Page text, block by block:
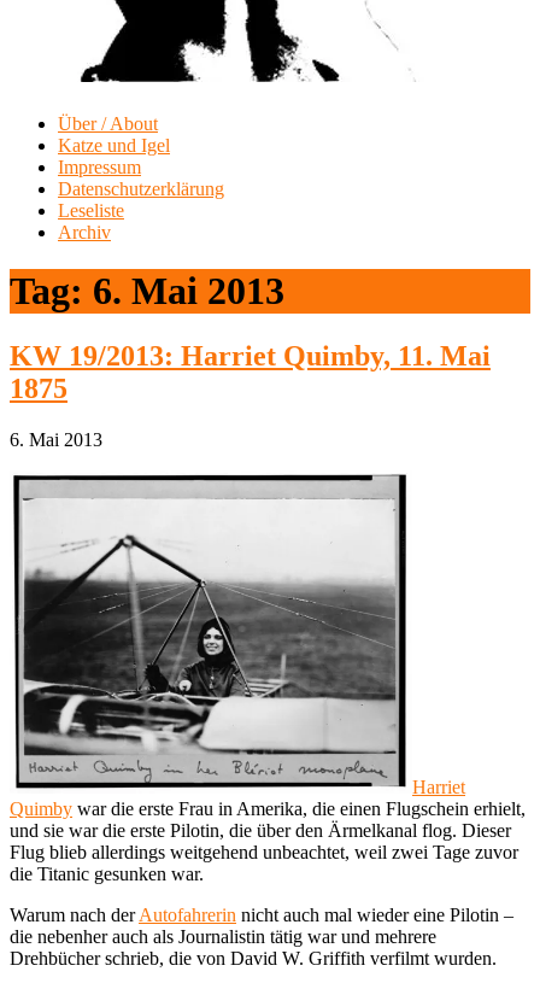
Über / About
Katze und Igel
Impressum
Datenschutzerklärung
Leseliste
Archiv
Tag: 6. Mai 2013
KW 19/2013: Harriet Quimby, 11. Mai
1875
6. Mai 2013
Harriet
Quimby war die erste Frau in Amerika, die einen Flugschein erhielt,
und sie war die erste Pilotin, die über den Ärmelkanal flog. Dieser
Flug blieb allerdings weitgehend unbeachtet, weil zwei Tage zuvor
die Titanic gesunken war.
Warum nach derAutofahrerin nicht auch mal wieder eine Pilotin –
die nebenher auch als Journalistin tätig war und mehrere
Drehbücher schrieb, die von David W. Griffith verfilmt wurden.